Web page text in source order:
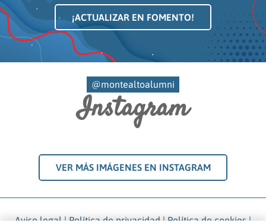
¡ACTUALIZAR EN FOMENTO!
@montealtoalumni
Instagram
VER MÁS IMÁGENES EN INSTAGRAM
Aviso legal|Política de privacidad|Política de cookies|